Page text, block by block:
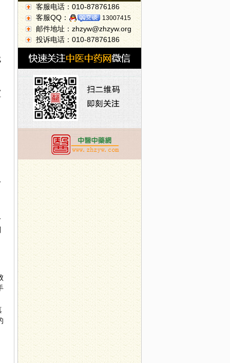
客服电话：010-87876186
客服QQ：
13007415
邮件地址：zhzyw@zhzyw.org
投诉电话：010-87876186